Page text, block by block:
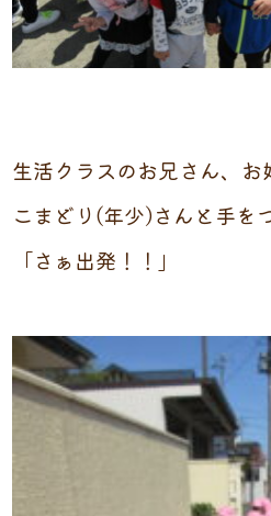
生活クラスのお兄さん、
こまどり(年少)さんと手を
「さぁ出発！！」